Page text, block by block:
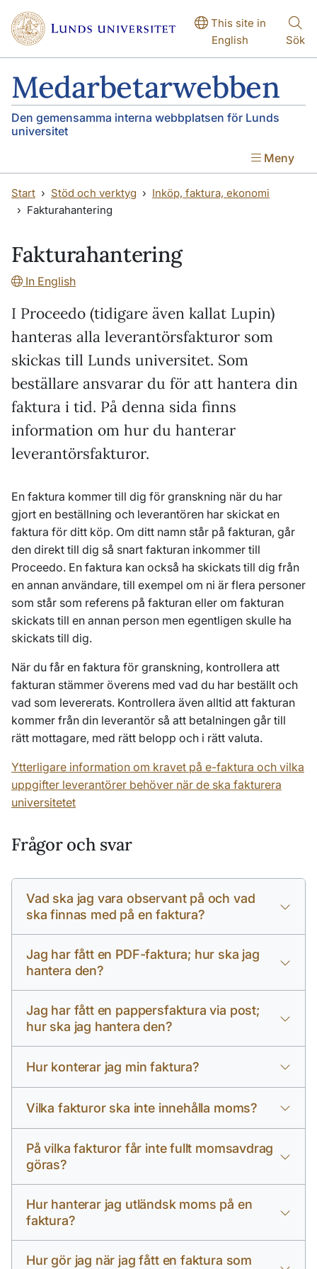
Hoppa till huvudinnehåll
Hoppa till huvudinnehåll
This site in
English
Sök
Medarbetarwebben
Den gemensamma interna webbplatsen för Lunds
universitet
Meny
Start Stöd och verktyg
Inköp, faktura, ekonomi
Fakturahantering
Fakturahantering
In English
I Proceedo (tidigare även kallat Lupin)
hanteras alla leverantörsfakturor som
skickas till Lunds universitet. Som
beställare ansvarar du för att hantera din
faktura i tid. På denna sida finns
information om hur du hanterar
leverantörsfakturor.
En faktura kommer till dig för granskning när du har
gjort en beställning och leverantören har skickat en
faktura för ditt köp. Om ditt namn står på fakturan, går
den direkt till dig så snart fakturan inkommer till
Proceedo. En faktura kan också ha skickats till dig från
en annan användare, till exempel om ni är flera personer
som står som referens på fakturan eller om fakturan
skickats till en annan person men egentligen skulle ha
skickats till dig.
När du får en faktura för granskning, kontrollera att
fakturan stämmer överens med vad du har beställt och
vad som levererats. Kontrollera även alltid att fakturan
kommer från din leverantör så att betalningen går till
rätt mottagare, med rätt belopp och i rätt valuta.
Ytterligare information om kravet på e-faktura och vilka
uppgifter leverantörer behöver när de ska fakturera
universitetet
Frågor och svar
Vad ska jag vara observant på och vad
ska finnas med på en faktura?
Jag har fått en PDF-faktura; hur ska jag
hantera den?
Jag har fått en pappersfaktura via post;
hur ska jag hantera den?
Hur konterar jag min faktura?
Vilka fakturor ska inte innehålla moms?
På vilka fakturor får inte fullt momsavdrag
göras?
Hur hanterar jag utländsk moms på en
faktura?
Hur gör jag när jag fått en faktura som